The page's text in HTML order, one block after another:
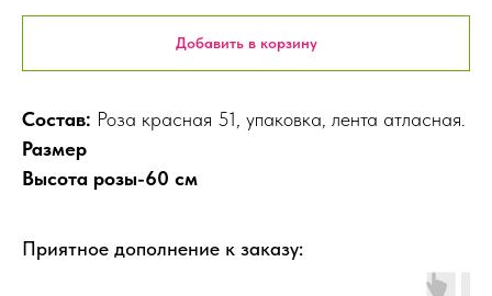
Добавить в корзину
Состав: Роза красная 51, упаковка, лента атласная.
Размер
Высота розы-60 см
Приятное дополнение к заказу: